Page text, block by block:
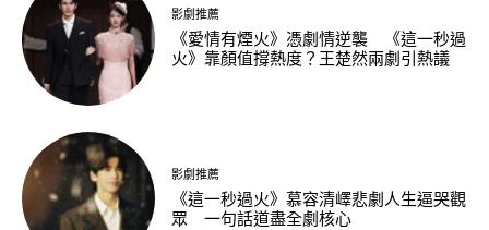
影劇推薦
《愛情有煙火》憑劇情逆襲 《這一秒過
火》靠顏值撐熱度？王楚然兩劇引熱議
影劇推薦
《這一秒過火》慕容清嶧悲劇人生逼哭觀
眾 一句話道盡全劇核心